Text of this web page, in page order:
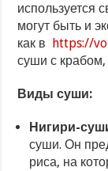
используется
могут быть и
как в
https://
суши с крабом,
Виды суши:
Нигири-
суши. Он
риса, на